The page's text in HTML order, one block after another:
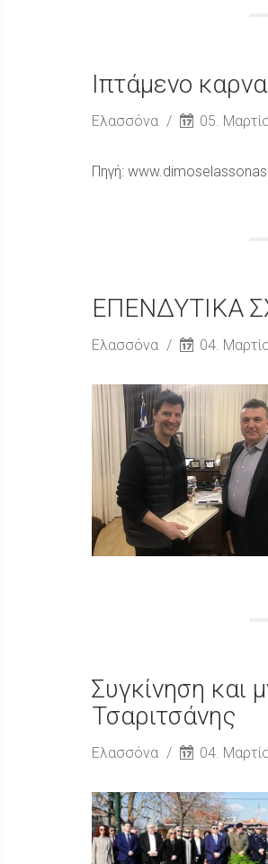
Ιπτάμενο
Ελασσόνα 05.
Πηγή:
ΕΠΕΝΔΥΤΙΚΑ
Ελασσόνα 04.
Συγκίνηση και
Τσαριτσάνης
Ελασσόνα 04.